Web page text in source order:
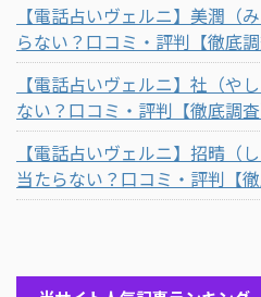
【電話占いヴェルニ】美潤（
らない？口コミ・評判【徹底調
【電話占いヴェルニ】社（や
ない？口コミ・評判【徹底調査
【電話占いヴェルニ】招晴（
当たらない？口コミ・評判【徹